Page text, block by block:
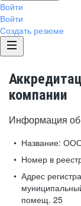
Войти
Войти
Создать резюме
компании
Информация об
Название: ООО
Номер в
Адрес
помещ. 25